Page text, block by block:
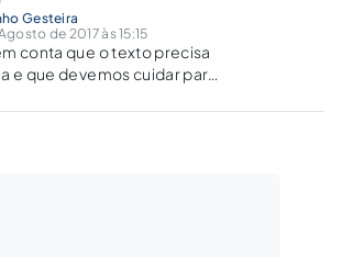
Gesteira
de 2017 às 15:15
conta que o texto precisa
e que devemos cuidar para